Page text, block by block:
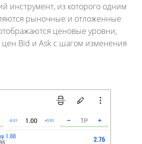
инструмент, из которого одним
рыночные и отложенные
ценовые уровни,
Bid и Ask с шагом изменения